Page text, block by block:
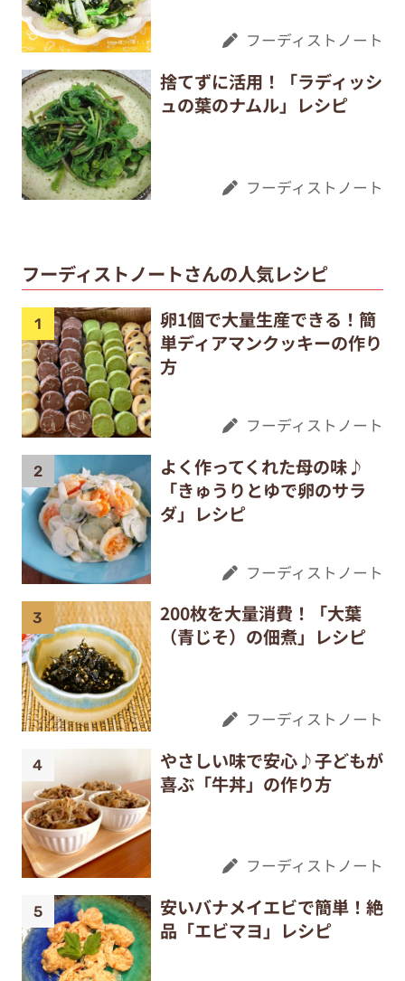
フーディストノート
捨てずに活用！「ラディッシ
ュの葉のナムル」レシピ
フーディストノート
フーディストノートさんの人気レシピ
卵1個で大量生産できる！簡
単ディアマンクッキーの作り
方
フーディストノート
よく作ってくれた母の味♪
「きゅうりとゆで卵のサラ
ダ」レシピ
フーディストノート
200枚を大量消費！「大葉
（青じそ）の佃煮」レシピ
フーディストノート
やさしい味で安心♪子どもが
喜ぶ「牛丼」の作り方
フーディストノート
安いバナメイエビで簡単！絶
品「エビマヨ」レシピ